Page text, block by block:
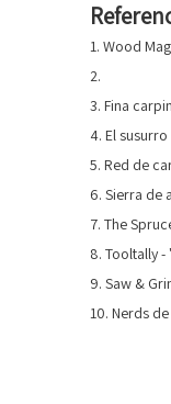
1. Wood
2.
3. Fina
4. El
5. Red de
6. Sierra de
7. The
8. Tooltally
9. Saw &
10. Nerds